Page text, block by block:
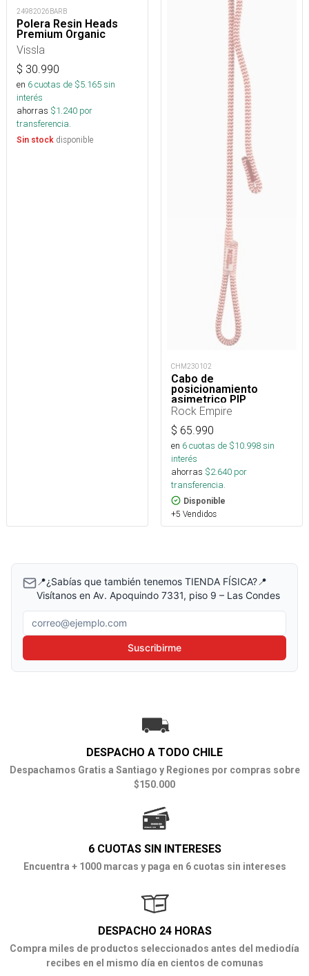
24982026BARB
Polera Resin Heads
Premium Organic
Vissla
$ 30.990
en 6cuotas de $5.165sin
interés
ahorras $1.240 por
transferencia.
Sin stock disponible
CHM230102
Cabo de
posicionamiento
asimetrico PIP
regulable 15 a 85 cm
Rock Empire
$ 65.990
en 6cuotas de $10.998sin
interés
ahorras $2.640 por
transferencia.
Disponible
+5 Vendidos
📍¿Sabías que también tenemos TIENDA FÍSICA?📍
Visítanos en Av. Apoquindo 7331, piso 9 – Las Condes
Correo electrónico
Suscribirme
DESPACHO A TODO CHILE
Despachamos Gratis a Santiago y Regiones por compras sobre
$150.000
6 CUOTAS SIN INTERESES
Encuentra + 1000 marcas y paga en 6 cuotas sin intereses
DESPACHO 24 HORAS
Compra miles de productos seleccionados antes del mediodía
recibes en el mismo día en cientos de comunas